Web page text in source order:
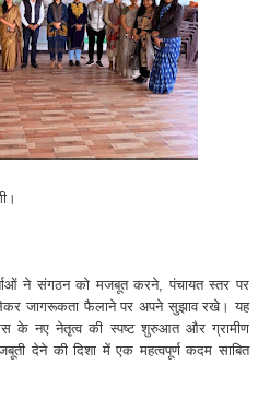
ने संगठन को मजबूत करने, पंचायत स्तर पर
लेकर जागरूकता फैलाने पर अपने सुझाव रखे। यह
के नए नेतृत्व की स्पष्ट शुरुआत और ग्रामीण
देने की दिशा में एक महत्वपूर्ण कदम साबित